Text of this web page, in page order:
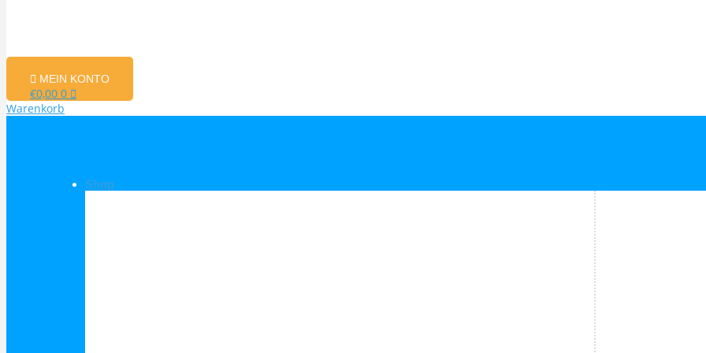
MEIN KONTO
€0,00 0
Warenkorb
Shop